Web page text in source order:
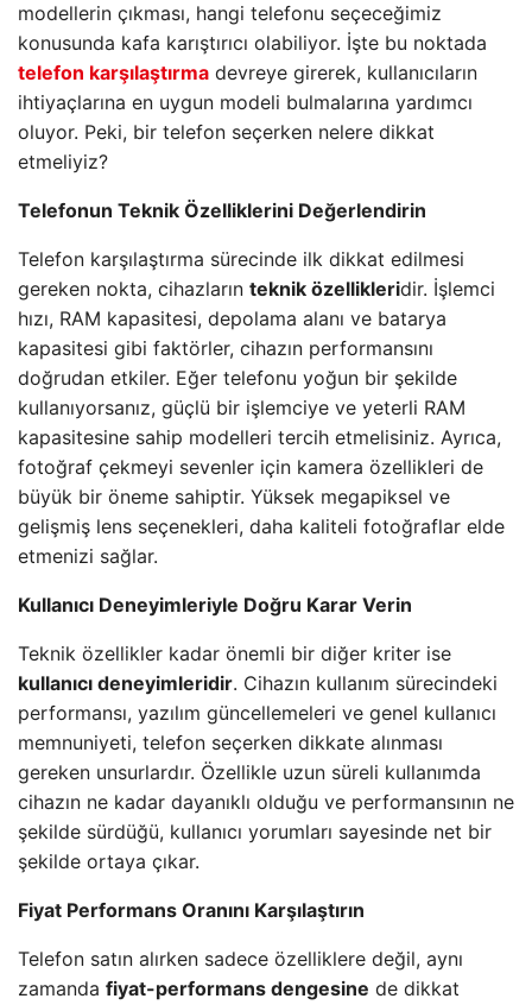
modellerin çıkması, hangi telefonu seçeceğimiz
konusunda kafa karıştırıcı olabiliyor. İşte bu noktada
telefon karşılaştırma devreye girerek, kullanıcıların
ihtiyaçlarına en uygun modeli bulmalarına yardımcı
oluyor. Peki, bir telefon seçerken nelere dikkat
etmeliyiz?
Telefonun Teknik Özelliklerini Değerlendirin
Telefon karşılaştırma sürecinde ilk dikkat edilmesi
gereken nokta, cihazların teknik özellikleridir. İşlemci
hızı, RAM kapasitesi, depolama alanı ve batarya
kapasitesi gibi faktörler, cihazın performansını
doğrudan etkiler. Eğer telefonu yoğun bir şekilde
kullanıyorsanız, güçlü bir işlemciye ve yeterli RAM
kapasitesine sahip modelleri tercih etmelisiniz. Ayrıca,
fotoğraf çekmeyi sevenler için kamera özellikleri de
büyük bir öneme sahiptir. Yüksek megapiksel ve
gelişmiş lens seçenekleri, daha kaliteli fotoğraflar elde
etmenizi sağlar.
Kullanıcı Deneyimleriyle Doğru Karar Verin
Teknik özellikler kadar önemli bir diğer kriter ise
kullanıcı deneyimleridir. Cihazın kullanım sürecindeki
performansı, yazılım güncellemeleri ve genel kullanıcı
memnuniyeti, telefon seçerken dikkate alınması
gereken unsurlardır. Özellikle uzun süreli kullanımda
cihazın ne kadar dayanıklı olduğu ve performansının ne
şekilde sürdüğü, kullanıcı yorumları sayesinde net bir
şekilde ortaya çıkar.
Fiyat Performans Oranını Karşılaştırın
Telefon satın alırken sadece özelliklere değil, aynı
zamanda fiyat-performans dengesine de dikkat